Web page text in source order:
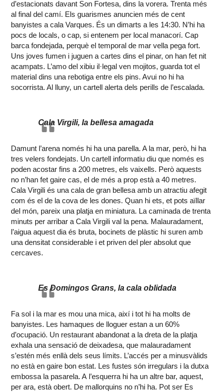
d’estacionats davant Son Fortesa, dins la vorera. Trenta més
al final del camí. Els guarismes anuncien més de cent
banyistes a cala Varques. És un dimarts a les 14:30. N’hi ha
pocs de locals, o cap, si entenem per local manacorí. Cap
barca fondejada, perquè el temporal de mar vella pega fort.
Uns joves fumen i juguen a cartes dins el pinar, on han fet nit
acampats. L’amo del xibiu il·legal ven mojitos, guarda tot el
material dins una rebotiga entre els pins. Avui no hi ha
socorrista. Al lluny, un cartell alerta dels perills de l’escalada.
Cala Virgili, la bellesa amagada
Damunt l’arena només hi ha una parella. A la mar, però, hi ha
tres velers fondejats. Un cartell informatiu diu que només es
poden acostar fins a 200 metres, els vaixells. Però aquests
no n’han fet gaire cas, el de més a prop està a 40 metres.
Cala Virgili és una cala de gran bellesa amb un atractiu afegit
com és el de la cova de les dones. Quan hi ets, et pots aïllar
del món, pareix una platja en miniatura. La caminada de trenta
minuts per arribar a Cala Virgili val la pena. Malauradament,
l’aigua aquest dia és bruta, bocinets de plàstic hi suren amb
una densitat considerable i et priven del pler absolut que
cercaves.
Es Domingos Grans, la cala oblidada
Fa sol i la mar es mou una mica, així i tot hi ha molts de
banyistes. Les hamaques de lloguer estan a un 60%
d’ocupació. Un restaurant abandonat a la dreta de la platja
exhala una sensació de deixadesa, que malauradament
s’estén més enllà dels seus límits. L’accés per a minusvàlids
no està en gaire bon estat. Les fustes són irregulars i la dutxa
embossa la pasarela. A l’esquerra hi ha un altre bar, aquest,
per ara, està obert. De mallorquins no n’hi ha. Pot ser Es